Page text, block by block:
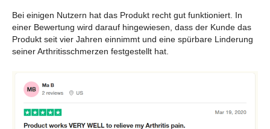
Bei einigen Nutzern hat das Produkt recht gut funktioniert. In
einer Bewertung wird darauf hingewiesen, dass der Kunde das
Produkt seit vier Jahren einnimmt und eine spürbare Linderung
seiner Arthritisschmerzen festgestellt hat.